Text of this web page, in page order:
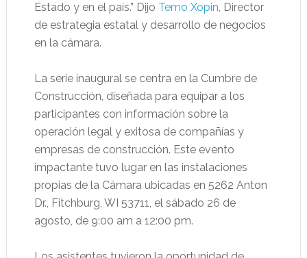
Estado y en el país.” Dijo Temo Xopin, Director
de estrategia estatal y desarrollo de negocios
en la cámara.
La serie inaugural se centra en la Cumbre de
Construcción, diseñada para equipar a los
participantes con información sobre la
operación legal y exitosa de compañías y
empresas de construcción. Este evento
impactante tuvo lugar en las instalaciones
propias de la Cámara ubicadas en 5262 Anton
Dr., Fitchburg, WI 53711, el sábado 26 de
agosto, de 9:00 am a 12:00 pm.